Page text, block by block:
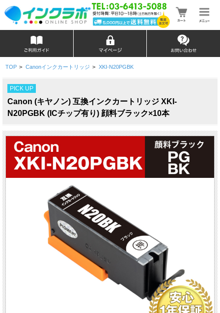
TOP > Canonインクカートリッジ > XKI-N20PGBK
PICK UP
Canon (キヤノン) 互換インクカートリッジ XKI-
N20PGBK (ICチップ有り) 顔料ブラック×10本